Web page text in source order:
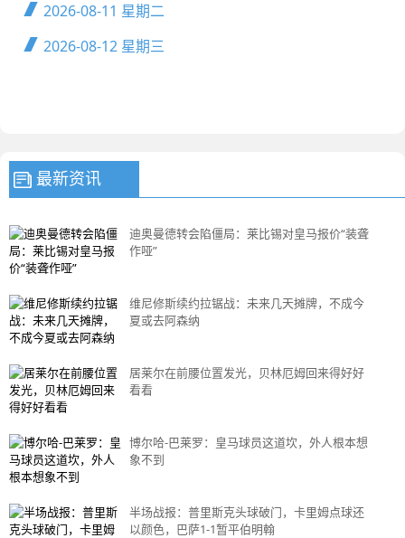
2026-08-11 星期二
2026-08-12 星期三
最新资讯
迪奥曼德转会陷僵局：莱比锡对皇马报价“装聋
作哑”
维尼修斯续约拉锯战：未来几天摊牌，不成今
夏或去阿森纳
居莱尔在前腰位置发光，贝林厄姆回来得好好
看看
博尔哈-巴莱罗：皇马球员这道坎，外人根本想
象不到
半场战报：普里斯克头球破门，卡里姆点球还
以颜色，巴萨1-1暂平伯明翰